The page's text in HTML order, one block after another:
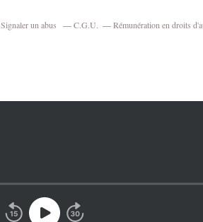
Signaler un abus C.G.U. Rémunération en droits